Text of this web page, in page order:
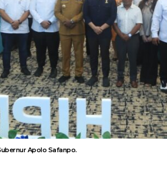
Apolo Safanpo.